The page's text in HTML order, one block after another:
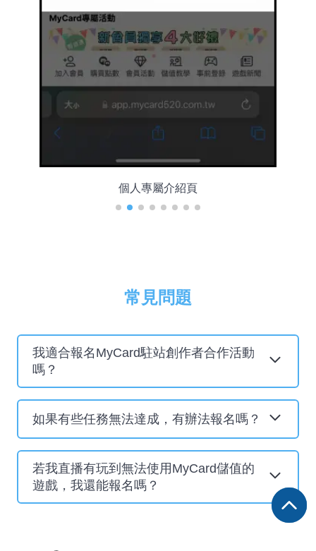
個人專屬介紹頁
常見問題
我適合報名MyCard駐站創作者合作活動
嗎？
的機會，就歡迎你來報名成為MyCard駐站創作
者！
如果有些任務無法達成，有辦法報名嗎？
任務內容進行些微調整後，提出你的調整方案與我
們進行討論。
若我直播有玩到無法使用MyCard儲值的
遊戲，我還能報名嗎？
若你不會於合作期間針對該遊戲進行宣傳及公開儲